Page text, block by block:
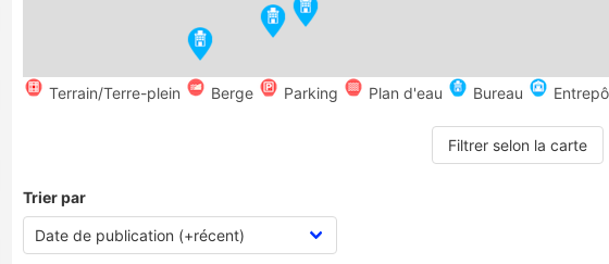
Terrain/Terre-plein Berge Parking Plan d'eau Bureau
Filtrer selon la carte
Trier par